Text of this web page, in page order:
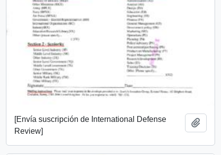
[Envía suscripción de International Defense
Review]